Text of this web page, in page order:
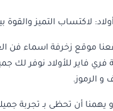
لاكتساب التميز والقوة
موقع زخرفة اسماء فن
فاير للأولاد نوفر لك
و الرموز.
و يهمنا أن تحظى بـ تجربة